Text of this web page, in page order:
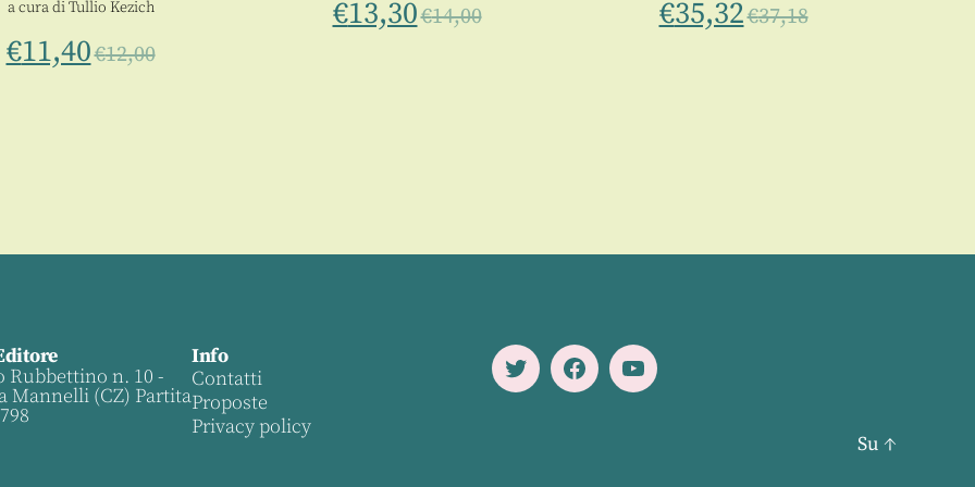
a cura diTullio Kezich
€11,40€12,00
€13,30€14,00 €35,32€37,18
Rubbettino n. 10 -
Mannelli (CZ) Partita
Info
Contatti
Proposte
Privacy policy
TwitterFacebookYoutube
Su ↑